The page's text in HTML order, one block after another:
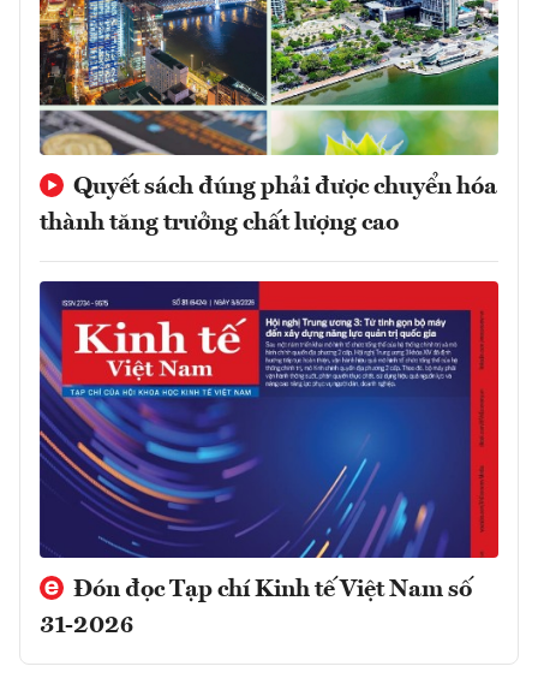
Quyết sách đúng phải được chuyển hóa
thành tăng trưởng chất lượng cao
Đón đọc Tạp chí Kinh tế Việt Nam số
31-2026